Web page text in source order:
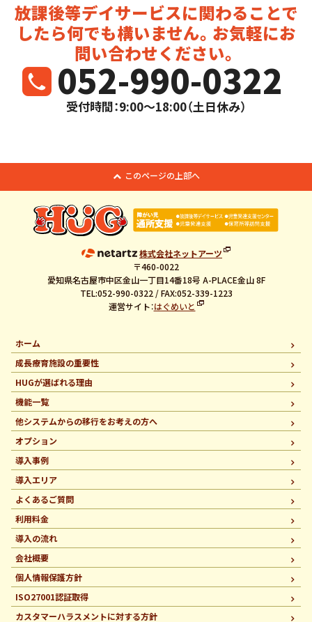
放課後等デイサービスに関わることで
したら何でも構いません。お気軽にお
問い合わせください。
052-990-0322
受付時間：9:00～18:00（土日休み）
このページの上部へ
株式会社ネットアーツ
〒460-0022
愛知県名古屋市中区金山一丁目14番18号 A-PLACE金山 8F
TEL:052-990-0322 / FAX:052-339-1223
運営サイト：はぐめいと
ホーム
成長療育施設の重要性
HUGが選ばれる理由
機能一覧
他システムからの移行をお考えの方へ
オプション
導入事例
導入エリア
よくあるご質問
利用料金
導入の流れ
会社概要
個人情報保護方針
ISO27001認証取得
カスタマーハラスメントに対する方針